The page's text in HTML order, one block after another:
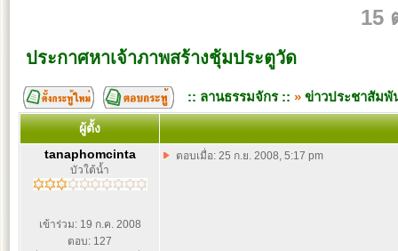
15
ประกาศหาเจ้าภาพสร้างชุ้มประตูวัด
:: ลานธรรมจักร :: » ข่าวประชาสัมพั
ผู้ตั้ง
tanaphomcinta
บัวใต้น้ำ
เข้าร่วม: 19 ก.ค. 2008
ตอบ: 127
ตอบเมื่อ: 25 ก.ย. 2008, 5:17 pm